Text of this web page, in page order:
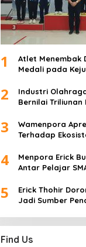
1
Atlet Menembak
Medali pada
2
Industri
Bernilai Triliunan
3
Wamenpora
Terhadap
4
Menpora Erick
Antar Pelajar
5
Erick Thohir
Jadi Sumber
Find Us